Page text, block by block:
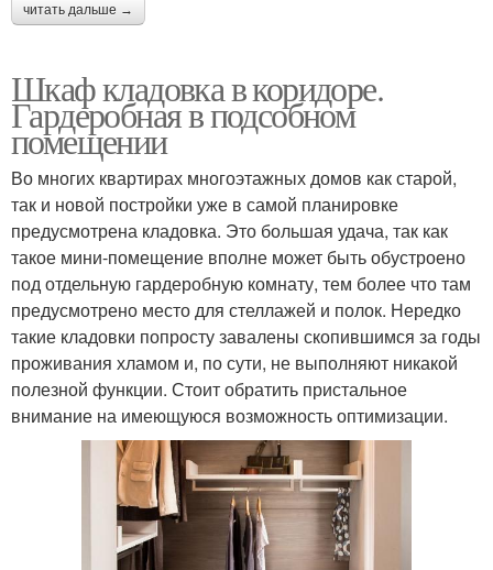
читать дальше →
Шкаф кладовка в коридоре.
Гардеробная в подсобном
помещении
Во многих квартирах многоэтажных домов как старой,
так и новой постройки уже в самой планировке
предусмотрена кладовка. Это большая удача, так как
такое мини-помещение вполне может быть обустроено
под отдельную гардеробную комнату, тем более что там
предусмотрено место для стеллажей и полок. Нередко
такие кладовки попросту завалены скопившимся за годы
проживания хламом и, по сути, не выполняют никакой
полезной функции. Стоит обратить пристальное
внимание на имеющуюся возможность оптимизации.